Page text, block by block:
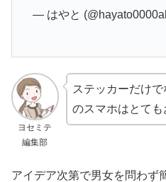
— はやと
ヨセミテ
編集部
ステッカーだけ
のスマホはとても
アイデア次第で男女を問わず